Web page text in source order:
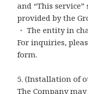
and “This service”
provided by the
・ The entity in
For inquiries,
form.
5. (Installation of
The Company